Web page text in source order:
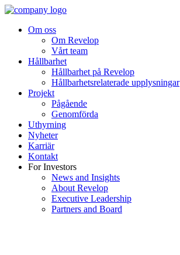
Om oss
Om Revelop
Vårt team
Hållbarhet
Hållbarhet på Revelop
Hållbarhetsrelaterade upplysningar
Projekt
Pågående
Genomförda
Uthyrning
Nyheter
Karriär
Kontakt
For Investors
News and Insights
About Revelop
Executive Leadership
Partners and Board